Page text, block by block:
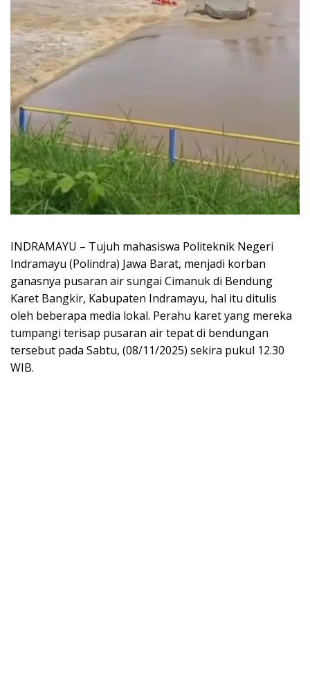
INDRAMAYU – Tujuh mahasiswa Politeknik Negeri
Indramayu (Polindra) Jawa Barat, menjadi korban
ganasnya pusaran air sungai Cimanuk di Bendung
Karet Bangkir, Kabupaten Indramayu, hal itu ditulis
oleh beberapa media lokal. Perahu karet yang mereka
tumpangi terisap pusaran air tepat di bendungan
tersebut pada Sabtu, (08/11/2025) sekira pukul 12.30
WIB.